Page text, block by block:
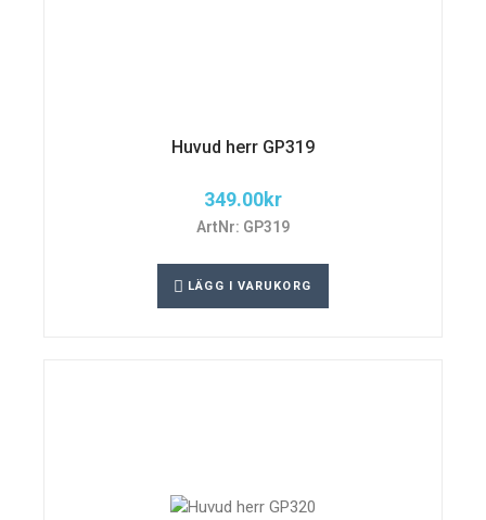
Huvud herr GP319
349.00kr
ArtNr: GP319
LÄGG I VARUKORG